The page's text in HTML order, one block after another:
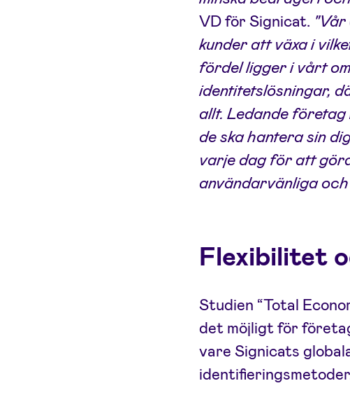
VD för Signicat.
kunder att växa i
fördel ligger i vårt
identitetslösningar,
allt. Ledande
de ska hantera sin
varje dag för att
användarvänliga
Flexibilitet
Studien “Total
det möjligt för
vare Signicats